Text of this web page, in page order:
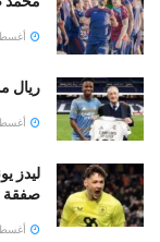
أغسطس
ريال
أغسطس
ليدز
صفقة
أغسطس